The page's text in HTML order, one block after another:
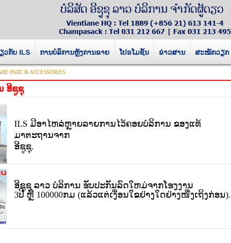
ວກັບ ILS ການບໍລິການຫຼັງການຂາຍ ໂປຣໂມຊັ້ນ ຂ່າວສານ ສະໝັກວຽກ
PART & ACCESSORIES
ອີຊູຊຸ
ILS ມີອາໄຫລ່ຫຼາຍລາຍການໄວ້ຄອຍບໍລິການ ຂອງແທ້
ມາຕະຖານຈາກ
ອີຊູຊຸ.
ອີຊູຊຸ ລາວ ບໍລິການ ຮັບປະກັນລົດໃຫມ່ຈາກໂຮງງານ
3ປີ ຫຼື 100000ກມ (ແລ້ວແຕ່ເງື່ອນໃຂຢ່າງໃດຢ່າງໜື່ງເຖິງກ່ອນ).